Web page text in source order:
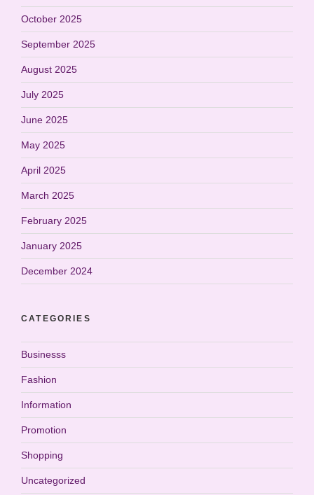
October 2025
September 2025
August 2025
July 2025
June 2025
May 2025
April 2025
March 2025
February 2025
January 2025
December 2024
CATEGORIES
Businesss
Fashion
Information
Promotion
Shopping
Uncategorized